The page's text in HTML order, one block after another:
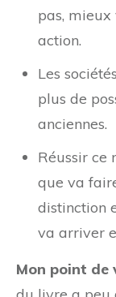
pas,
action.
Les
plus de
anciennes.
Réussir ce
que va
distinction
va arriver
Mon point de